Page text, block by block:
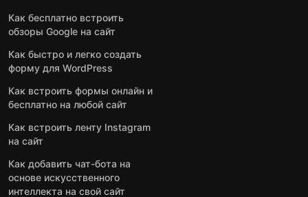
Как бесплатно встроить
обзоры Google на сайт
Как быстро и легко создать
форму для WordPress
Как встроить формы онлайн и
бесплатно на любой сайт
Как встроить ленту Instagram
на сайт
Как добавить чат-бота на
основе искусственного
интеллекта на свой сайт